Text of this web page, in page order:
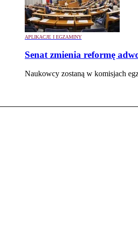
APLIKACJE I EGZAMINY
Senat zmienia reformę
Naukowcy zostaną w komisjach